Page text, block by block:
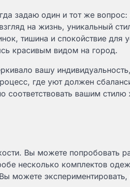
задаю один и тот же вопрос:
на жизнь, уникальный
тишина и спокойствие для
красивым видом на город.
вашу
где уют должен
вашим стилю
Вы можете попробовать
несколько комплектов
можете